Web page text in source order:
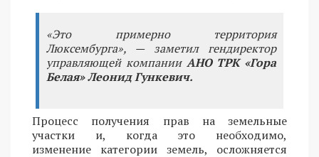
«Это примерно территория
Люксембурга», — заметил гендиректор
управляющей компанииАНО ТРК «Гора
Белая» Леонид Гункевич.
Процесс получения прав на земельные
участки и, когда это необходимо,
изменение категории земель, осложняется